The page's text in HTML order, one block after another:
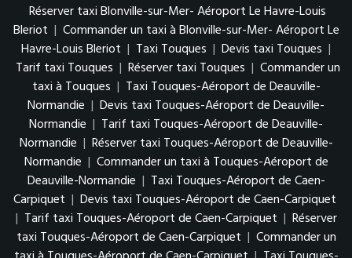
Réserver taxi Blonville-sur-Mer- Aéroport Le Havre-Louis
Bleriot | Commander un taxi à Blonville-sur-Mer- Aéroport Le
Havre-Louis Bleriot | Taxi Touques | Devis taxi Touques |
Tarif taxi Touques | Réserver taxi Touques | Commander un
taxi à Touques | Taxi Touques-Aéroport de Deauville-
Normandie | Devis taxi Touques-Aéroport de Deauville-
Normandie | Tarif taxi Touques-Aéroport de Deauville-
Normandie | Réserver taxi Touques-Aéroport de Deauville-
Normandie | Commander un taxi à Touques-Aéroport de
Deauville-Normandie | Taxi Touques-Aéroport de Caen-
Carpiquet | Devis taxi Touques-Aéroport de Caen-Carpiquet
| Tarif taxi Touques-Aéroport de Caen-Carpiquet | Réserver
taxi Touques-Aéroport de Caen-Carpiquet | Commander un